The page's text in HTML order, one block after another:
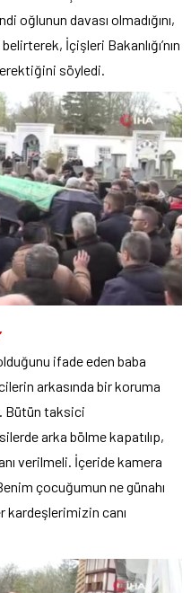
oğlunun davası olmadığını,
İçişleri Bakanlığı’nın
söyledi.
ifade eden baba
arkasında bir koruma
Bütün taksici
arka bölme kapatılıp,
verilmeli. İçeride kamera
çocuğumun ne günahı
kardeşlerimizin canı